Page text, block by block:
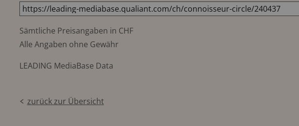
Sämtliche Preisangaben in CHF
Alle Angaben ohne Gewähr
LEADING MediaBase Data
zurück zur Übersicht